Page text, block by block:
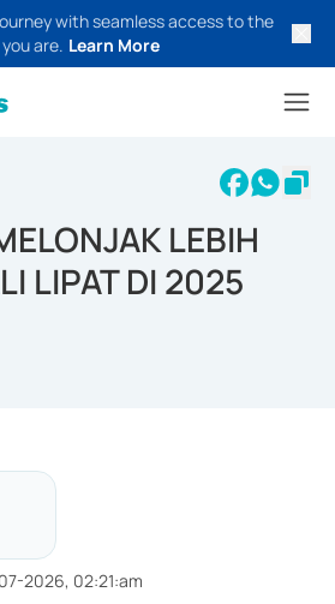
with seamless access to the
are. Learn More
LEBIH
LIPAT DI 2025
2026, 02:21:am